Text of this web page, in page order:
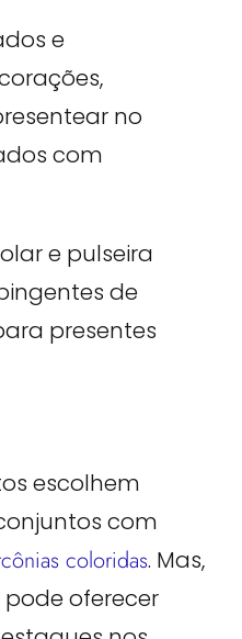
escolhem
com
coloridas. Mas,
oferecer